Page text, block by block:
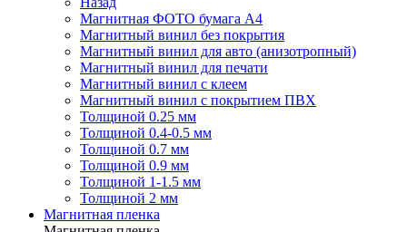
Магнитная ФОТО бумага А4
Магнитный винил без покрытия
Магнитный винил для авто (анизотропный)
Магнитный винил для печати
Магнитный винил с клеем
Магнитный винил с покрытием ПВХ
Толщиной 0.25 мм
Толщиной 0.4-0.5 мм
Толщиной 0.7 мм
Толщиной 0.9 мм
Толщиной 1-1.5 мм
Толщиной 2 мм
Магнитная пленка